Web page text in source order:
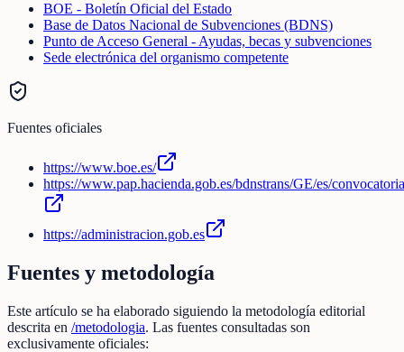
BOE - Boletín Oficial del Estado
Base de Datos Nacional de Subvenciones (BDNS)
Punto de Acceso General - Ayudas, becas y subvenciones
Sede electrónica del organismo competente
Fuentes oficiales
https://www.boe.es/
https://www.pap.hacienda.gob.es/bdnstrans/GE/es/
https://administracion.gob.es
Fuentes y metodología
Este artículo se ha elaborado siguiendo la metodología editorial
descrita en /metodologia. Las fuentes consultadas son
exclusivamente oficiales: